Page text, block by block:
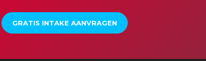
GRATIS INTAKE AANVRAGEN